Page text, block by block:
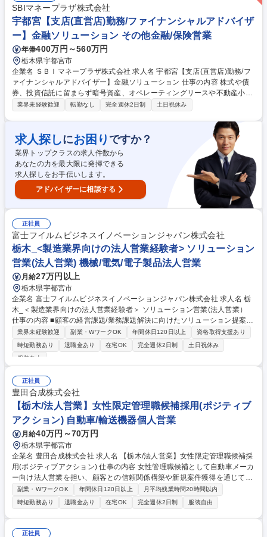
ブランディング企画提案等にも挑戦できます。【育成環境】全国約2,000
人の営業がおり、座学・OJTの体制は整っています。毎年多くの方が3年
間の成長を求めご入社されています。 募集職種 ■【宇都宮】HOT PEPPE
R Beautyの企画営業/未経験歓迎/地域活性貢献/年休140日
SBIマネープラザ株式会社
宇都宮【支店(直営店)勤務/ファイナンシャルアドバイザ
ー】金融ソリューション その他金融/保険営業
年俸400万円～560万円
栃木県宇都宮市
企業名 ＳＢＩマネープラザ株式会社 求人名 宇都宮【支店(直営店)勤務/フ
ァイナンシャルアドバイザー】金融ソリューション 仕事の内容 株式や債
券、投資信託に留まらず暗号資産、オペレーティングリースや不動産小口
信託受益権といった相続や決算対策商品など、金融に関する幅広いソリュ
の深耕営業：過去に取引のある顧客に対して、定期的なフォローや新商品
の提案を行う。資産状況やライフステージの変化に応じたコンサルティン
グ ■紹介営業：税理士などの専門家を新規開拓し、そこから顧客紹介を受
ける紹介型モデル 【担当件数】1人あたり約300～500名の顧客を管理 募
集職種 宇都宮【支店(直営店)勤務/ファイナンシャルアドバイザー】金融ソ
リューション
業界未経験歓迎 転勤なし 完全週休2日制 土日祝休み
求人探しにお困り ですか？
業界トップクラスの求人件数から
あなたの力を最大限に発揮できる
求人探しをお手伝いします。
アドバイザーに相談する
正社員
富士フイルムビジネスイノベーションジャパン株式会社
栃木_<製造業界向けの法人営業経験者> ソリューション
営業(法人営業) 機械/電気/電子製品法人営業
月給27万円以上
栃木県宇都宮市
企業名 富士フイルムビジネスイノベーションジャパン株式会社 求人名 栃
木_＜製造業界向けの法人営業経験者＞ ソリューション営業(法人営業）
仕事の内容 ■顧客の経営課題/業務課題解決に向けたソリューション提案を
行います ■顧客の取り巻く環境やIR情報、顧客の声、業務プロセスから本
質的な課 題仮説を立案し社内の専門部隊をリードしつつ、案件を推進しま
す 【顧客】国内大手/準大手の経営層やユーザー部門(既存顧客深耕が8
組織の役割理解等、専門的な知見/経験が求められます。 【商材】自社IT
製品+他社製品を組み合わせた提案ができます。提案幅の広さが特徴で製
造/開発現場に近い業務システムから、経営に近い基幹システム/マーケシ
ステムまで顧客課題に合わせて提案可能です。 募集職種 栃木_＜製造業界
向けの法人営業経験者＞ ソリューション営業(法人営業）
業界未経験歓迎 副業・WワークOK 年間休日120日以上
資格取得支援あり
時短勤務あり
退職金あり 在宅OK 完全週休2日制
土日祝休み
服装自由
正社員
豊田合成株式会社
【栃木/法人営業】女性限定管理職候補採用(ポジティブ
アクション) 自動車/輸送機器個人営業
月給40万円～70万円
栃木県宇都宮市
企業名 豊田合成株式会社 求人名 【栃木/法人営業】女性限定管理職候補採
用(ポジティブアクション) 仕事の内容 女性管理職候補として自動車メーカ
ー向け法人営業を担い、顧客との信頼関係構築や新規案件獲得を通じて事
業拡大を推進し、部門の組織運営を牽引を目指すポジションとして管理職
を担っていただく期待があります。 完成車メーカーや自動車部品メーカー
への提案営業、見積作成、価格交渉、社内調整などを担当します。顧客ニ
ーズを把握し最適な提案を行い、長期的な信頼関係を構築し、将来的には
営業戦略の立案や営業組織のマネジメントを担います。また、関係部門を
副業・WワークOK 年間休日120日以上
月平均残業時間20時間以内
時短勤務あり
退職金あり 在宅OK 完全週休2日制 服装自由
正社員